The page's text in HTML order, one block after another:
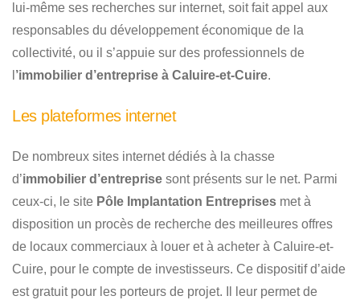
lui-même ses recherches sur internet, soit fait appel aux
responsables du développement économique de la
collectivité, ou il s’appuie sur des professionnels de
’immobilier d’entreprise à Caluire-et-Cuire.
Les plateformes internet
De nombreux sites internet dédiés à la chasse
d’immobilier d’entreprise sont présents sur le net. Parmi
ceux-ci, le site Pôle Implantation Entreprises met à
disposition un procès de recherche des meilleures offres
de locaux commerciaux à louer et à acheter à Caluire-et-
Cuire, pour le compte de investisseurs. Ce dispositif d’aide
est gratuit pour les porteurs de projet. Il leur permet de